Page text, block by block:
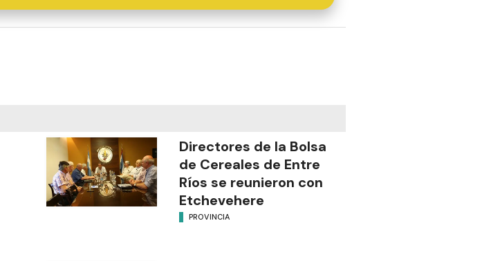
Directores de la Bolsa
de Cereales de Entre
Ríos se reunieron con
Etchevehere
PROVINCIA